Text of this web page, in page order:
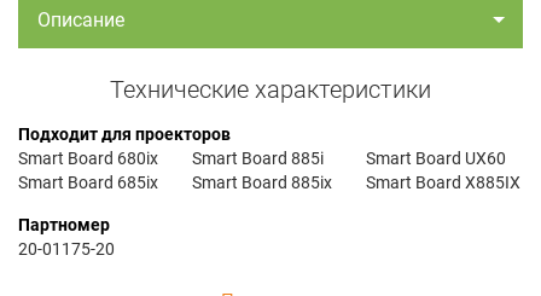
Описание
Технические характеристики
Подходит для проекторов
Smart Board 680ix
Smart Board 685ix
Smart Board 885i
Smart Board 885ix
Smart Board UX60
Smart Board X885IX
Партномер
20-01175-20